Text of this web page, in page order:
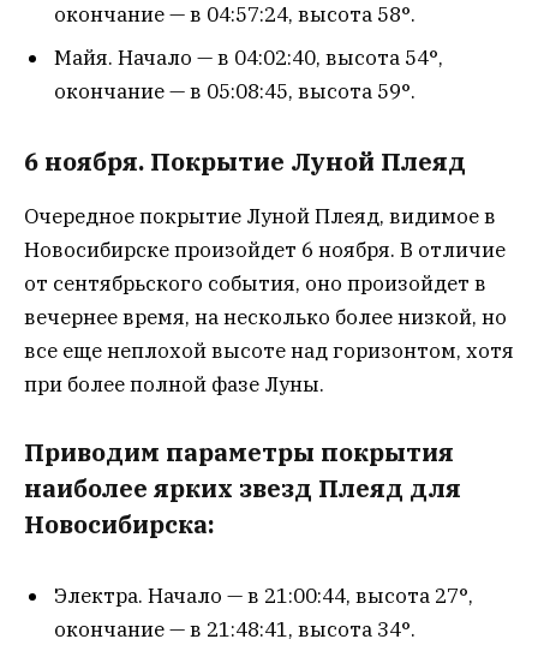
окончание — в 04:57:24, высота 58°.
Майя. Начало — в 04:02:40, высота 54°,
окончание — в 05:08:45, высота 59°.
6 ноября. Покрытие Луной Плеяд
Очередное покрытие Луной Плеяд, видимое в
Новосибирске произойдет 6 ноября. В отличие
от сентябрьского события, оно произойдет в
вечернее время, на несколько более низкой, но
все еще неплохой высоте над горизонтом, хотя
при более полной фазе Луны.
Приводим параметры покрытия
наиболее ярких звезд Плеяд для
Новосибирска:
Электра. Начало — в 21:00:44, высота 27°,
окончание — в 21:48:41, высота 34°.